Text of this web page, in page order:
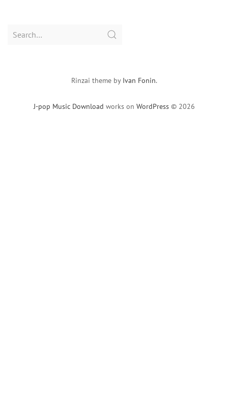
Search
J-pop Music Download works on WordPress © 2026
Rinzai theme by Ivan Fonin.